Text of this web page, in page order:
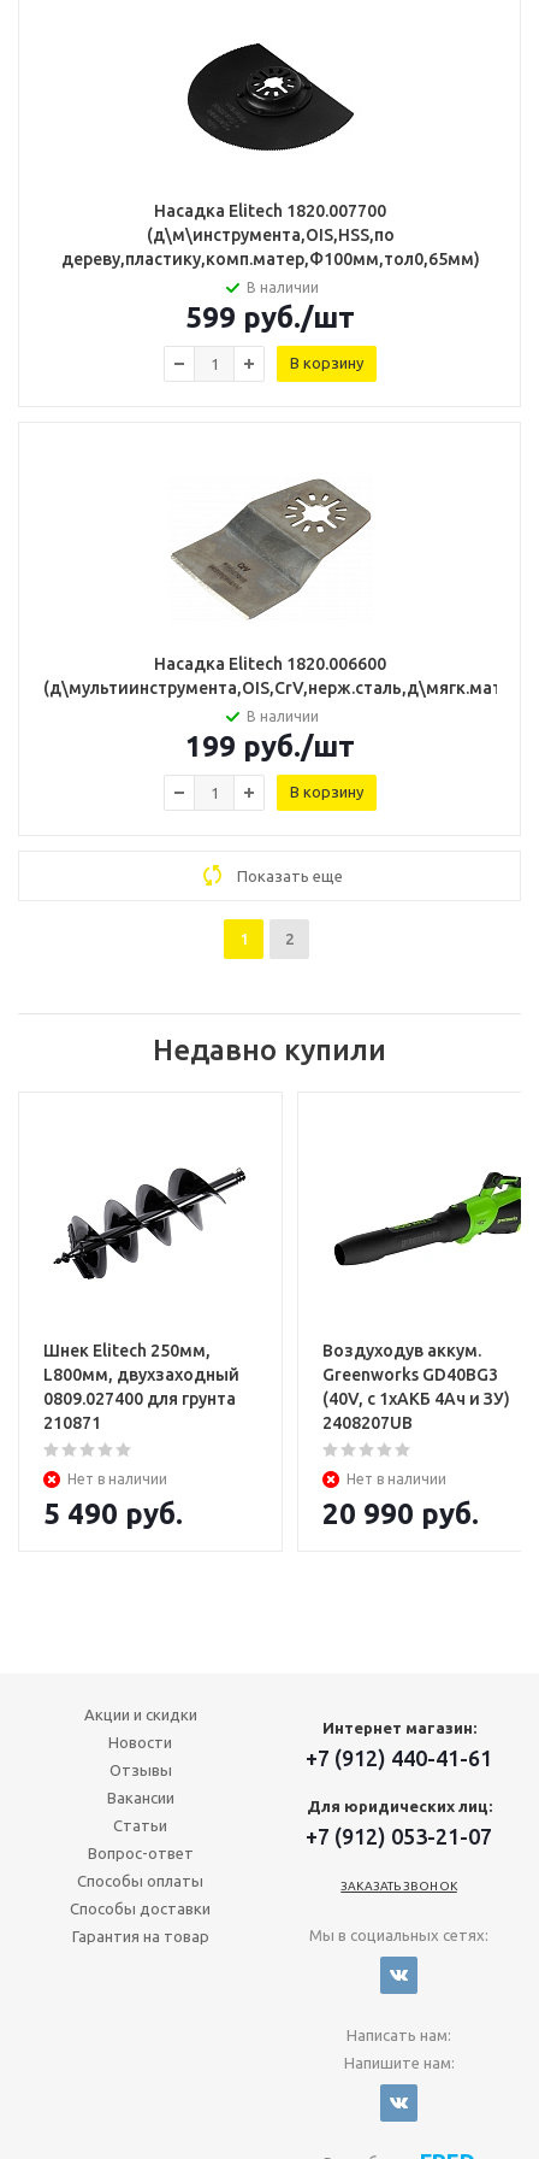
Насадка Elitech 1820.007700
(д\м\инструмента,OIS,HSS,по
дереву,пластику,комп.матер,Ф100мм,тол0,65мм)
В наличии
599 руб./шт
В корзину
Насадка Elitech 1820.006600
В наличии
199 руб./шт
В корзину
Показать еще
1 2
Недавно купили
Шнек Elitech 250мм,
L800мм, двухзаходный
0809.027400 для грунта
210871
Нет в наличии
5 490 руб.
Воздуходув аккум.
Greenworks GD40BG3
(40V, с 1хАКБ 4Ач и ЗУ)
2408207UB
Нет в наличии
20 990 руб.
Акции и скидки
Новости
Отзывы
Вакансии
Статьи
Вопрос-ответ
Способы оплаты
Способы доставки
Гарантия на товар
Интернет магазин:
+7 (912) 440-41-61
Для юридических лиц:
+7 (912) 053-21-07
ЗАКАЗАТЬ ЗВОНОК
Мы в социальных сетях:
Написать нам:
Напишите нам: